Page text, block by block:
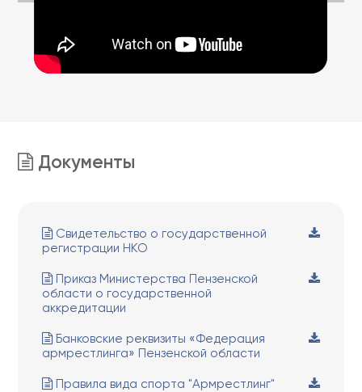
Документы
Свидетельство о государственной
регистрации НКО
Приказ Министерства Пензенской
области о государственной
аккредитации
Банковские реквизиты «Федерация
армрестлинга» Пензенской области
Правила вида спорта "Армрестлинг"